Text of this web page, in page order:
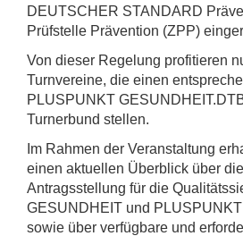
DEUTSCHER STANDARD
Prüfstelle Prävention (ZPP)
Von dieser Regelung profitieren
Turnvereine, die einen
PLUSPUNKT
Turnerbund stellen.
Im Rahmen der Veranstaltung
einen aktuellen Überblick über
Antragsstellung für die
GESUNDHEIT und
sowie über verfügbare und